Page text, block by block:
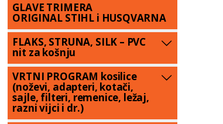
GLAVE TRIMERA
ORIGINAL STIHL i HUSQVARNA
FLAKS, STRUNA, SILK – PVC
nit za košnju
VRTNI PROGRAM kosilice
(noževi, adapteri, kotači,
sajle, filteri, remenice, ležaj,
razni vijci i dr.)